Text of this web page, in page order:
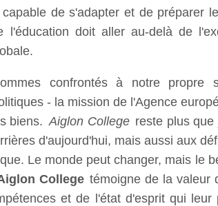
de s'adapter et de préparer
l'éducation doit aller au-delà de
confrontés à notre propre
- la mission de l'Agence
biens. Aiglon College reste plus
d'aujourd'hui, mais aussi aux
Le monde peut changer, mais le
College témoigne de la valeur
et de l'état d'esprit qui